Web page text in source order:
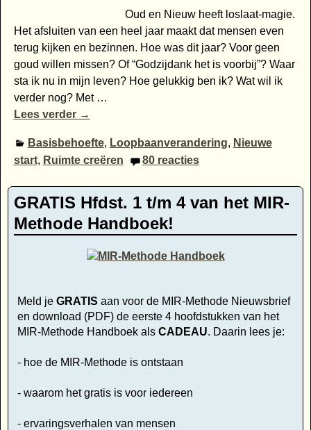
Oud en Nieuw heeft loslaat-magie.
Het afsluiten van een heel jaar maakt dat mensen even
terug kijken en bezinnen. Hoe was dit jaar? Voor geen
goud willen missen? Of “Godzijdank het is voorbij”? Waar
sta ik nu in mijn leven? Hoe gelukkig ben ik? Wat wil ik
verder nog? Met …
Lees verder →
Basisbehoefte, Loopbaanverandering, Nieuwe
start, Ruimte creëren 80 reacties
GRATIS Hfdst. 1 t/m 4 van het MIR-
Methode Handboek!
Meld je GRATIS aan voor de MIR-Methode Nieuwsbrief
en download (PDF) de eerste 4 hoofdstukken van het
MIR-Methode Handboek als CADEAU. Daarin lees je:
- hoe de MIR-Methode is ontstaan
- waarom het gratis is voor iedereen
- ervaringsverhalen van mensen